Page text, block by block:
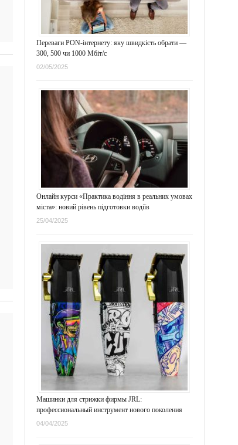
Переваги PON-інтернету: яку швидкість обрати —
300, 500 чи 1000 Мбіт/с
02/05/2025
Онлайн курси «Практика водіння в реальних умовах
міста»: новий рівень підготовки водіїв
25/04/2025
Машинки для стрижки фирмы JRL:
профессиональный инструмент нового поколения
04/04/2025